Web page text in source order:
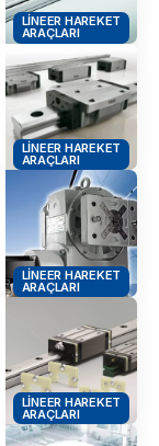
LINEER HAREKET
ARAÇLARI
LINEER HAREKET
ARAÇLARI
LINEER HAREKET
ARAÇLARI
LINEER HAREKET
ARAÇLARI